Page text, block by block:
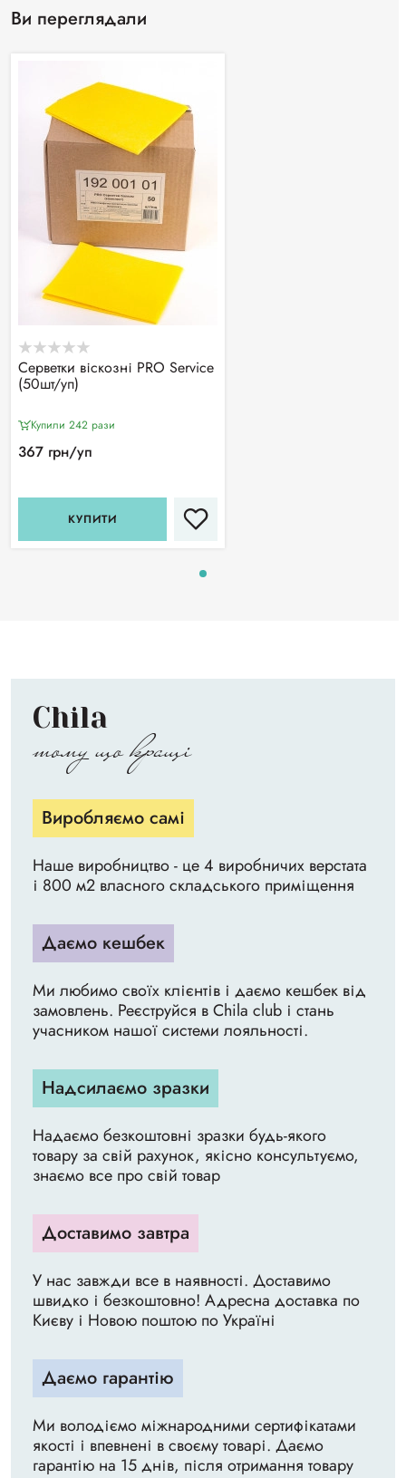
Ви переглядали
Серветки віскозні PRO Service
(50шт/уп)
Купили 242 рази
367 грн/уп
КУПИТИ
Chila
тому що кращі
Виробляємо самі
Наше виробництво - це 4 виробничих верстата
і 800 м2 власного складського приміщення
Даємо кешбек
Ми любимо своїх клієнтів і даємо кешбек від
замовлень. Реєструйся в Chila club і стань
учасником нашої системи лояльності.
Надсилаємо зразки
Надаємо безкоштовні зразки будь-якого
товару за свій рахунок, якісно консультуємо,
знаємо все про свій товар
Доставимо завтра
У нас завжди все в наявності. Доставимо
швидко і безкоштовно! Адресна доставка по
Києву і Новою поштою по Україні
Даємо гарантію
Ми володіємо міжнародними сертифікатами
якості і впевнені в своєму товарі. Даємо
гарантію на 15 днів, після отримання товару